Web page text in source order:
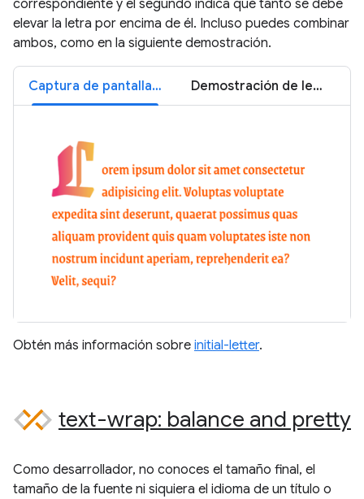
correspondiente y el segundo indica qué tanto se debe
elevar la letra por encima de él. Incluso puedes combinar
ambos, como en la siguiente demostración.
Captura de pantalla de la letra inicial Demostración de letra inicial
Obtén más información sobre initial-letter.
text-wrap: balance and pretty
Como desarrollador, no conoces el tamaño final, el
tamaño de la fuente ni siquiera el idioma de un título o